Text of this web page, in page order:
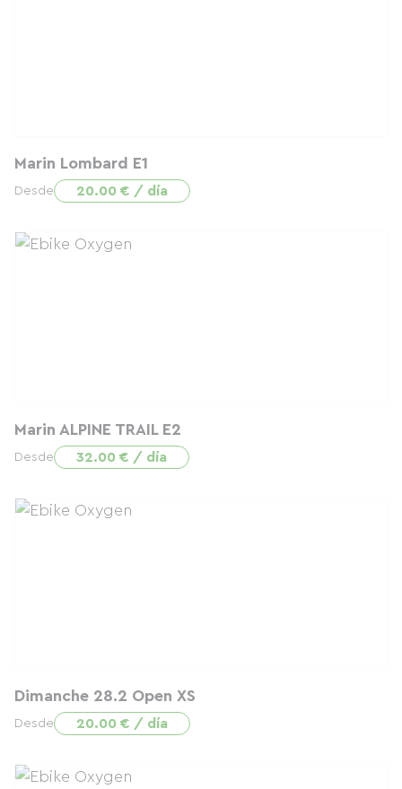
Marin Lombard E1
Desde 20.00 € / día
Marin ALPINE TRAIL E2
Desde 32.00 € / día
Dimanche 28.2 Open XS
Desde 20.00 € / día